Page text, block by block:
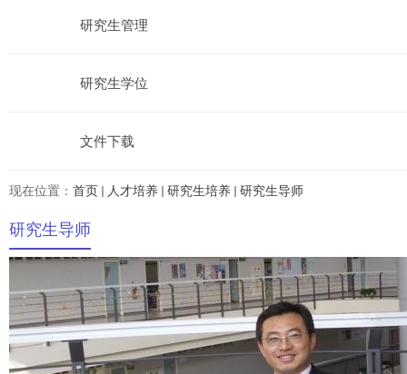
研究生管理
研究生学位
文件下载
现在位置： 首页 人才培养 研究生培养 研究生导师
研究生导师